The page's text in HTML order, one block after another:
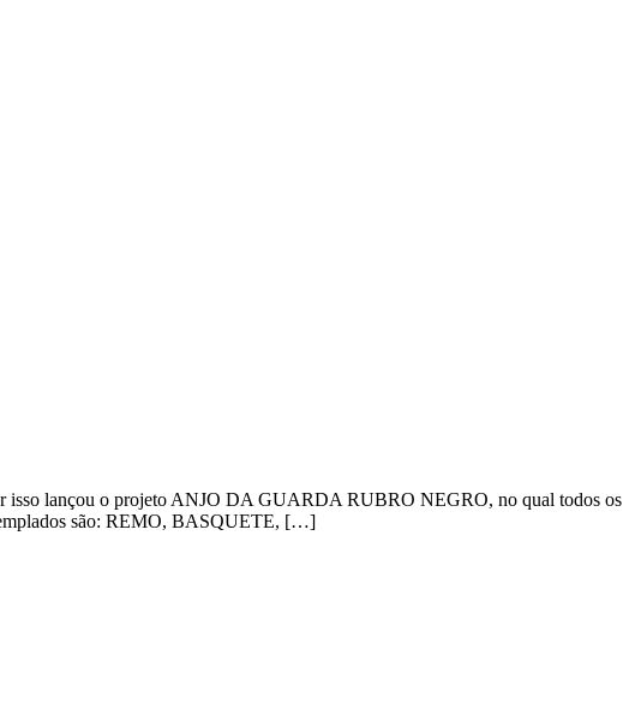
isso lançou o projeto ANJO DA GUARDA RUBRO NEGRO, no qual todos os
são: REMO, BASQUETE, […]